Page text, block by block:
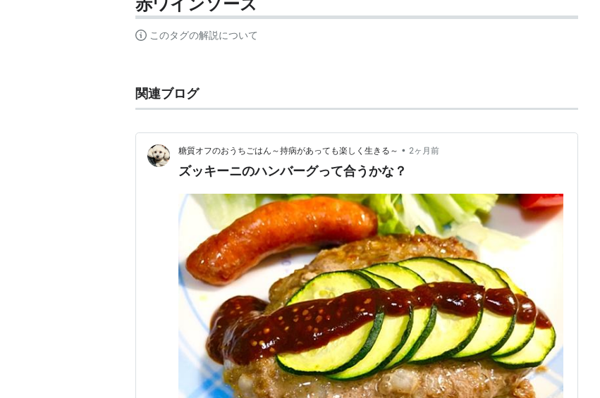
このタグの解説について
関連ブログ
糖質オフのおうちごはん～持病があっても楽しく生きる～ • 2ヶ月前
ズッキーニのハンバーグって合うかな？